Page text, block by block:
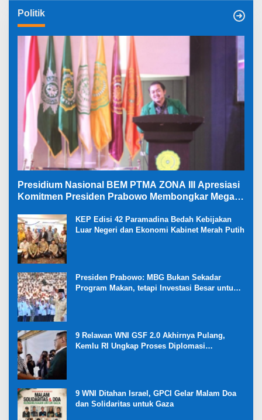
Politik
Presidium Nasional BEM PTMA ZONA III Apresiasi
Komitmen Presiden Prabowo Membongkar Mega
KEP Edisi 42 Paramadina Bedah Kebijakan
Luar Negeri dan Ekonomi Kabinet Merah Putih
Presiden Prabowo: MBG Bukan Sekadar
Program Makan, tetapi Investasi Besar untuk
9 Relawan WNI GSF 2.0 Akhirnya Pulang,
Kemlu RI Ungkap Proses Diplomasi
9 WNI Ditahan Israel, GPCI Gelar Malam Doa
dan Solidaritas untuk Gaza